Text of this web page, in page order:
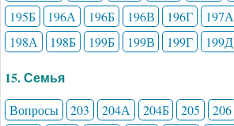
195Б
196А 196Б 196В 196Г 197А
198А
198Б 199Б 199В 199Г 199Д
15. Семья
Вопросы 203 204А 204Б 205 206